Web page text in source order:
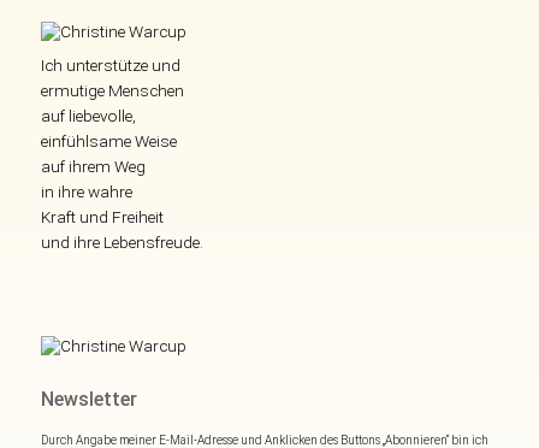
Ich unterstütze und
ermutige Menschen
auf liebevolle,
einfühlsame Weise
auf ihrem Weg
in ihre wahre
Kraft und Freiheit
und ihre Lebensfreude.
Newsletter
Durch Angabe meiner E-Mail-Adresse und Anklicken des Buttons „Abonnieren“ bin ich